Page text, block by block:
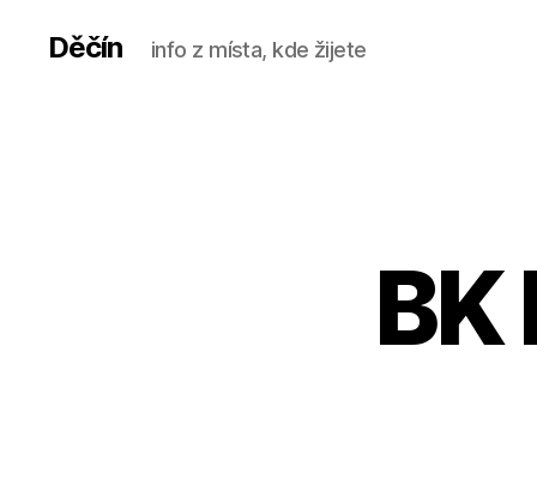
Děčín info z místa, kde žijete
BK